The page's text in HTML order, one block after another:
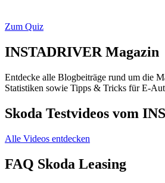
Zum Quiz
INSTADRIVER Magazin
Entdecke alle Blogbeiträge rund um die
Statistiken sowie Tipps & Tricks für E-
Skoda Testvideos vom
Alle Videos entdecken
FAQ Skoda Leasing